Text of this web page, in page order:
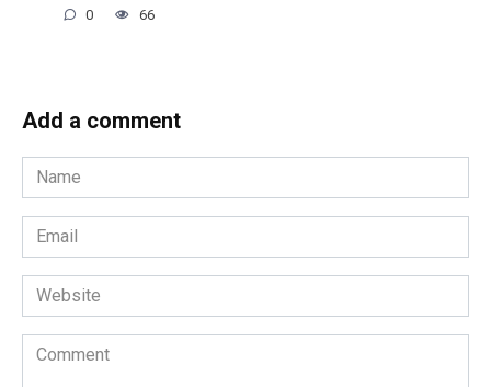
0 66
Add a comment
Name
*
Email
*
Website
Comment